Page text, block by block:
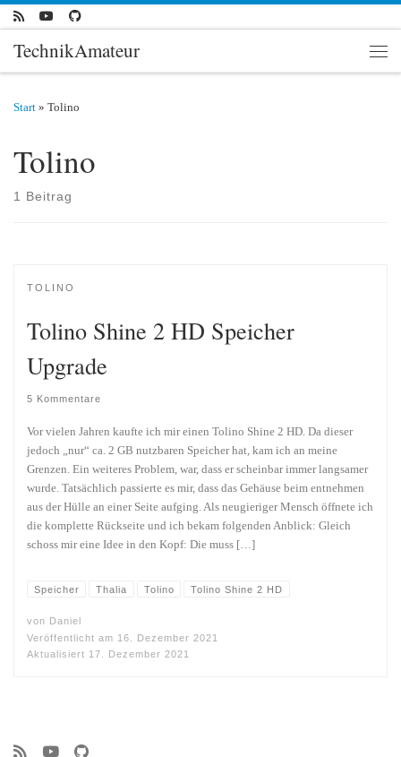
Zum Inhalt springen
TechnikAmateur
Start » Tolino
Tolino
1 Beitrag
TOLINO
Tolino Shine 2 HD Speicher
Upgrade
5 Kommentare
Vor vielen Jahren kaufte ich mir einen Tolino Shine 2 HD. Da dieser
jedoch „nur“ ca. 2 GB nutzbaren Speicher hat, kam ich an meine
Grenzen. Ein weiteres Problem, war, dass er scheinbar immer langsamer
wurde. Tatsächlich passierte es mir, dass das Gehäuse beim entnehmen
aus der Hülle an einer Seite aufging. Als neugieriger Mensch öffnete ich
die komplette Rückseite und ich bekam folgenden Anblick: Gleich
schoss mir eine Idee in den Kopf: Die muss […]
Speicher Thalia Tolino Tolino Shine 2 HD
von Daniel
Veröffentlicht am 16. Dezember 2021
Aktualisiert 17. Dezember 2021